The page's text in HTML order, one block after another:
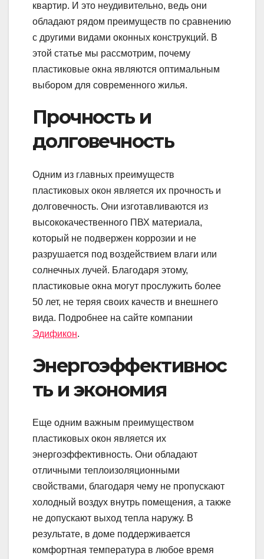
квартир. И это неудивительно, ведь они
обладают рядом преимуществ по сравнению
с другими видами оконных конструкций. В
этой статье мы рассмотрим, почему
пластиковые окна являются оптимальным
выбором для современного жилья.
Прочность и
долговечность
Одним из главных преимуществ
пластиковых окон является их прочность и
долговечность. Они изготавливаются из
высококачественного ПВХ материала,
который не подвержен коррозии и не
разрушается под воздействием влаги или
солнечных лучей. Благодаря этому,
пластиковые окна могут прослужить более
50 лет, не теряя своих качеств и внешнего
вида. Подробнее на сайте компании
Эдификон.
Энергоэффективнос
ть и экономия
Еще одним важным преимуществом
пластиковых окон является их
энергоэффективность. Они обладают
отличными теплоизоляционными
свойствами, благодаря чему не пропускают
холодный воздух внутрь помещения, а также
не допускают выход тепла наружу. В
результате, в доме поддерживается
комфортная температура в любое время